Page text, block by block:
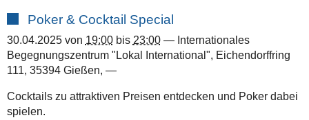
Poker & Cocktail Special
30.04.2025von 19:00bis 23:00 — Internationales
Begegnungszentrum "Lokal International", Eichendorffring
111, 35394 Gießen, —
Cocktails zu attraktiven Preisen entdecken und Poker dabei
spielen.